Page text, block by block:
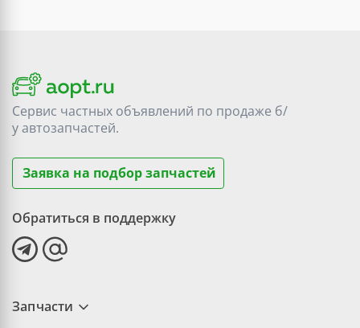
Сервис частных объявлений по продаже б/
уавтозапчастей.
Заявка на подбор запчастей
Обратиться в поддержку
Запчасти